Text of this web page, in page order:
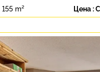
Цена :
155 m²